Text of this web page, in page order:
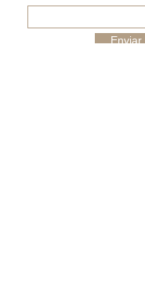
Enviar